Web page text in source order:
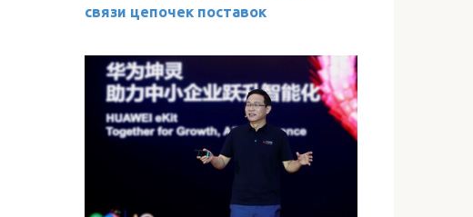
связи цепочек поставок